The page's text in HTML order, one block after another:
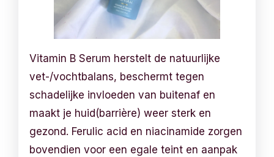
Vitamin B Serum herstelt de natuurlijke
vet-/vochtbalans, beschermt tegen
schadelijke invloeden van buitenaf en
maakt je huid(barrière) weer sterk en
gezond. Ferulic acid en niacinamide zorgen
bovendien voor een egale teint en aanpak